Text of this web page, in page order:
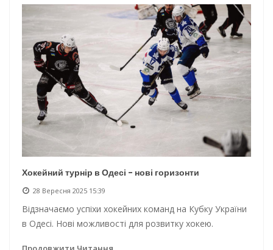
Хокейний турнір в Одесі - нові горизонти
28 Вересня 2025 15:39
Відзначаємо успіхи хокейних команд на Кубку України
в Одесі. Нові можливості для розвитку хокею.